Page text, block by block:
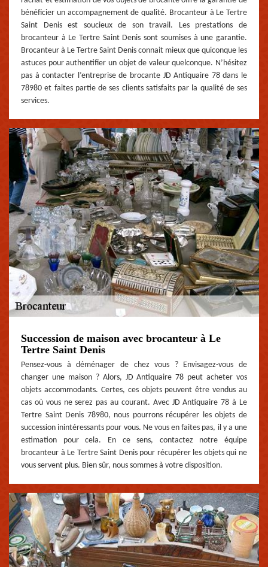
bénéficier un accompagnement de qualité. Brocanteur à Le Tertre
Saint Denis est soucieux de son travail. Les prestations de
brocanteur à Le Tertre Saint Denis sont soumises à une garantie.
Brocanteur à Le Tertre Saint Denis connait mieux que quiconque les
astuces pour authentifier un objet de valeur quelconque. N’hésitez
pas à contacter l’entreprise de brocante JD Antiquaire 78 dans le
78980 et faites partie de ses clients satisfaits par la qualité de ses
services.
Succession de maison avec brocanteur à Le
Tertre Saint Denis
Pensez-vous à déménager de chez vous ? Envisagez-vous de
changer une maison ? Alors, JD Antiquaire 78 peut acheter vos
objets accommodants. Certes, ces objets peuvent être vendus au
cas où vous ne serez pas au courant. Avec JD Antiquaire 78 à Le
Tertre Saint Denis 78980, nous pourrons récupérer les objets de
succession inintéressants pour vous. Ne vous en faites pas, il y a une
estimation pour cela. En ce sens, contactez notre équipe
brocanteur à Le Tertre Saint Denis pour récupérer les objets qui ne
vous servent plus. Bien sûr, nous sommes à votre disposition.